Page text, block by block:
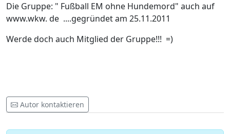
Die Gruppe: " Fußball EM ohne Hundemord" auch auf
www.wkw. de ....gegründet am 25.11.2011
Werde doch auch Mitglied der Gruppe!!! =)
Autor kontaktieren